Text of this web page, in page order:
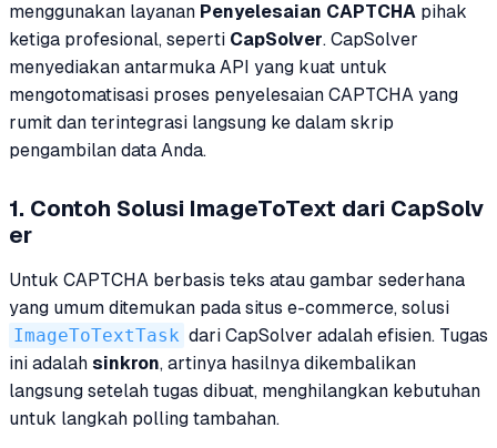
menggunakan layanan Penyelesaian CAPTCHA pihak
ketiga profesional, seperti CapSolver. CapSolver
menyediakan antarmuka API yang kuat untuk
mengotomatisasi proses penyelesaian CAPTCHA yang
rumit dan terintegrasi langsung ke dalam skrip
pengambilan data Anda.
1. Contoh Solusi ImageToText dari CapSolv
er
Untuk CAPTCHA berbasis teks atau gambar sederhana
yang umum ditemukan pada situs e-commerce, solusi
ImageToTextTask dari CapSolver adalah efisien. Tugas
ini adalah sinkron, artinya hasilnya dikembalikan
langsung setelah tugas dibuat, menghilangkan kebutuhan
untuk langkah polling tambahan.